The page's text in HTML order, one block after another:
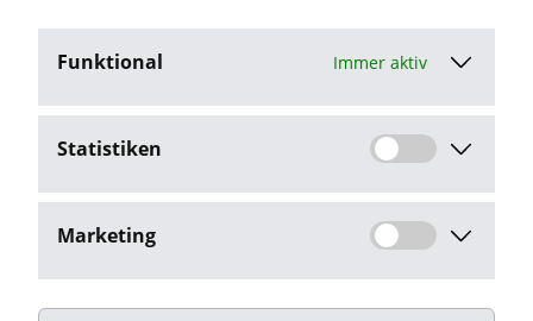
Funktional Immer aktiv
Statistiken
Marketing
Mit dem Klick auf "Job-Agent aktivieren" stimme ich den